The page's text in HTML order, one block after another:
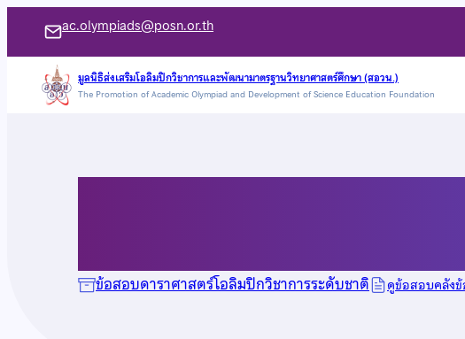
เนื้อหา
ac.olympiads@posn.or.th
มูลนิธิส่งเสริมโอลิมปิกวิชาการและพัฒนามาตรฐานวิทยาศาสตร์ศึกษา (สอวน.)
The Promotion of Academic Olympiad and Development of Science Education Foundation
ข้อสอบดาราศาสตร์โอลิมปิกวิชาการระดับชาติ ดูข้อสอบคลัง